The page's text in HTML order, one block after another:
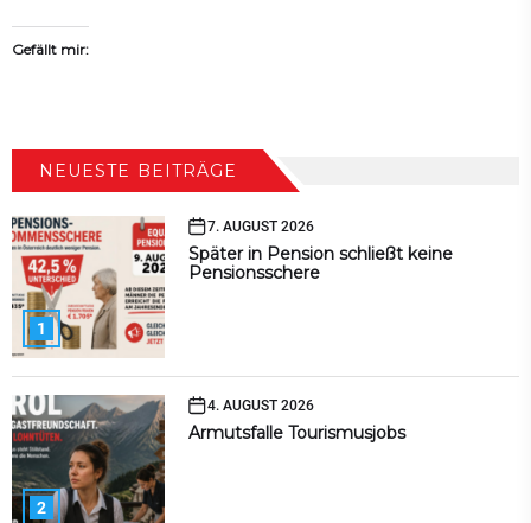
Gefällt mir:
NEUESTE BEITRÄGE
1
7. AUGUST 2026
Später in Pension schließt keine
Pensionsschere
2
4. AUGUST 2026
Armutsfalle Tourismusjobs